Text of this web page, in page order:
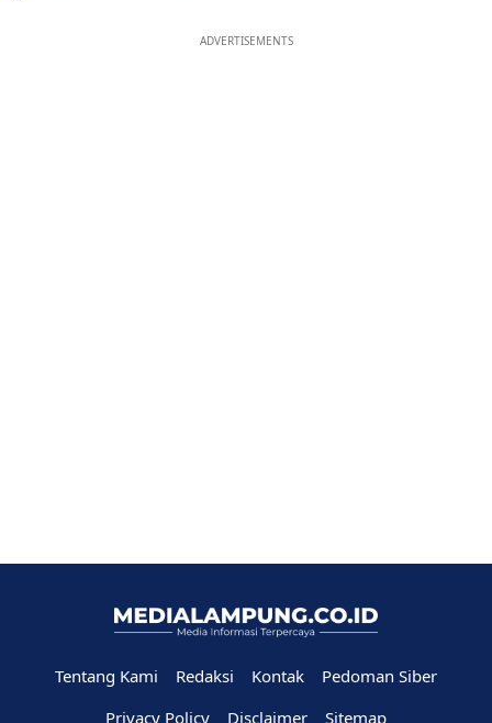
ADVERTISEMENTS
Tentang Kami Redaksi Kontak
Pedoman Siber
Privacy Policy
Disclaimer Sitemap